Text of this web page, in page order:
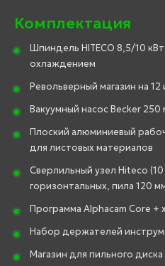
Комплектация
Шпиндель HITECO 8,5/10
охлаждением
Револьверный магазин на
Вакуумный насос Becker 250
Плоский алюминиевый
для листовых материалов
Сверлильный узел Hiteco
горизонтальных, пила 120
Программа Alphacam Core +
Набор держателей
Магазин для пильного